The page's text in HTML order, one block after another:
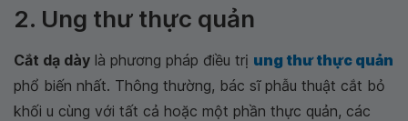
2. Ung thư thực quản
Cắt dạ dày là phương pháp điều trị ung thư thực quản
phổ biến nhất. Thông thường, bác sĩ phẫu thuật cắt bỏ
khối u cùng với tất cả hoặc một phần thực quản, các